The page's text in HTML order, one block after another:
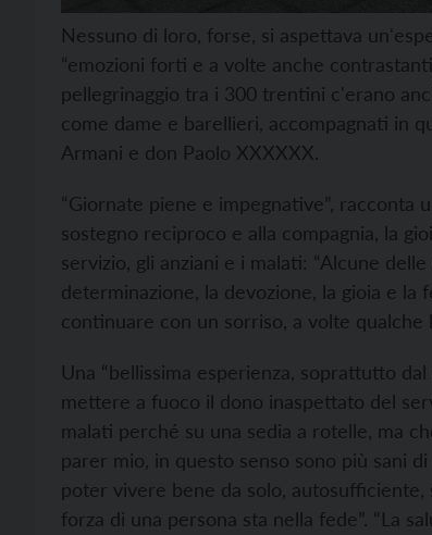
Nessuno di loro, forse, si aspettava
“emozioni forti e a volte anche
pellegrinaggio tra i 300 trentini c'erano
come dame e barellieri, accompagnati in
Armani e don Paolo XXXXXX.
“Giornate piene e impegnative”, racconta
sostegno reciproco e alla compagnia, la
servizio, gli anziani e i malati: “Alcune
determinazione, la devozione, la gioia e
continuare con un sorriso, a volte qualche
Una “bellissima esperienza, soprattutto
mettere a fuoco il dono inaspettato del
malati perché su una sedia a rotelle, ma
parer mio, in questo senso sono più sani
poter vivere bene da solo,
forza di una persona sta nella fede”. “La